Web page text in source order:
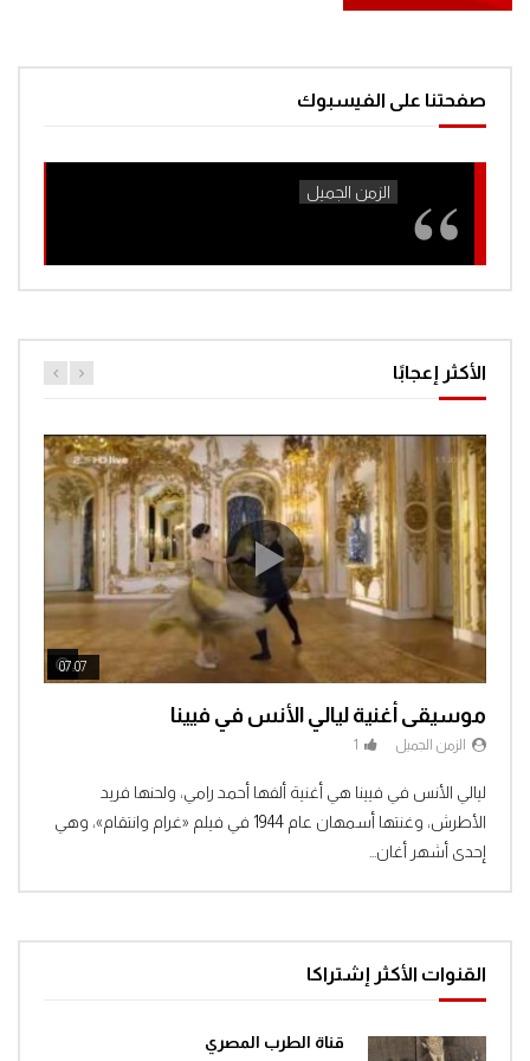
صفحتنا على الفيسبوك
الأكثر إعجابًا
07:07
موسيقى أغنية ليالي الأنس في فيينا
الزمن الجميل 1
ليالي الأنس في فيينا هي أغنية ألفها أحمد رامي، ولحنها فريد
الأطرش، وغنتها أسمهان عام 1944 في فيلم «غرام وانتقام»، وهي
إحدى أشهر أغان...
Watch Later
القنوات الأكثر إشتراكا
قناة الطرب المصري